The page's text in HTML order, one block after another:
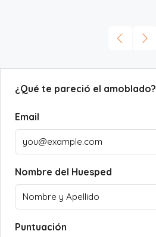
¿Qué te pareció el amoblado?
Email
Nombre del Huesped
Puntuación